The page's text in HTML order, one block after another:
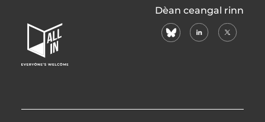
In
Home
Page
Dèan ceangal rinn
blueskylinkedin
X
(formerly